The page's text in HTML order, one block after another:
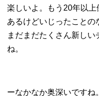
楽しいよ。もう20年以
あるけどいじったことの
まだまだたくさん新し
ね。
ーなかなか奥深いですね